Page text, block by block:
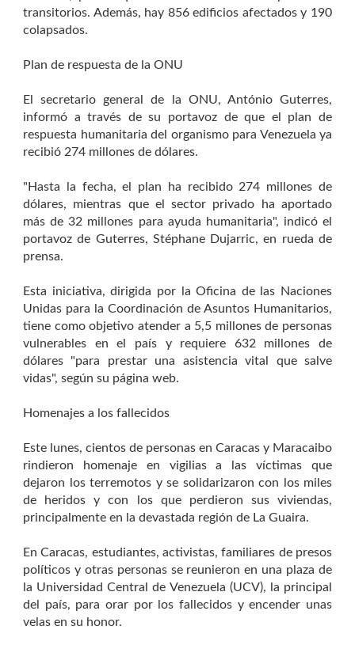
transitorios. Además, hay 856 edificios afectados y 190
colapsados.
Plan de respuesta de la ONU
El secretario general de la ONU, António Guterres,
informó a través de su portavoz de que el plan de
respuesta humanitaria del organismo para Venezuela ya
recibió 274 millones de dólares.
"Hasta la fecha, el plan ha recibido 274 millones de
dólares, mientras que el sector privado ha aportado
más de 32 millones para ayuda humanitaria", indicó el
portavoz de Guterres, Stéphane Dujarric, en rueda de
prensa.
Esta iniciativa, dirigida por la Oficina de las Naciones
Unidas para la Coordinación de Asuntos Humanitarios,
tiene como objetivo atender a 5,5 millones de personas
vulnerables en el país y requiere 632 millones de
dólares "para prestar una asistencia vital que salve
vidas", según su página web.
Homenajes a los fallecidos
Este lunes, cientos de personas en Caracas y Maracaibo
rindieron homenaje en vigilias a las víctimas que
dejaron los terremotos y se solidarizaron con los miles
de heridos y con los que perdieron sus viviendas,
principalmente en la devastada región de La Guaira.
En Caracas, estudiantes, activistas, familiares de presos
políticos y otras personas se reunieron en una plaza de
la Universidad Central de Venezuela (UCV), la principal
del país, para orar por los fallecidos y encender unas
velas en su honor.